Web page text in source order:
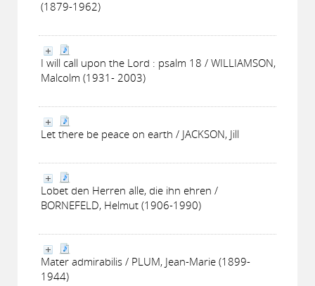
(1879-1962)
I will call upon the Lord : psalm 18 / WILLIAMSON,
Malcolm (1931- 2003)
Let there be peace on earth / JACKSON, Jill
Lobet den Herren alle, die ihn ehren /
BORNEFELD, Helmut (1906-1990)
Mater admirabilis / PLUM, Jean-Marie (1899-
1944)